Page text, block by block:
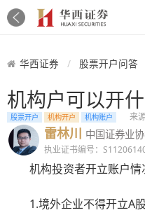
华西证券 股票开户问答
机构户可以开
股票开户 机构开户 机构账户 来
雷林川 中国证券业
执业证书编号：
机构投资者开立账户情
1.境外企业不得开立A